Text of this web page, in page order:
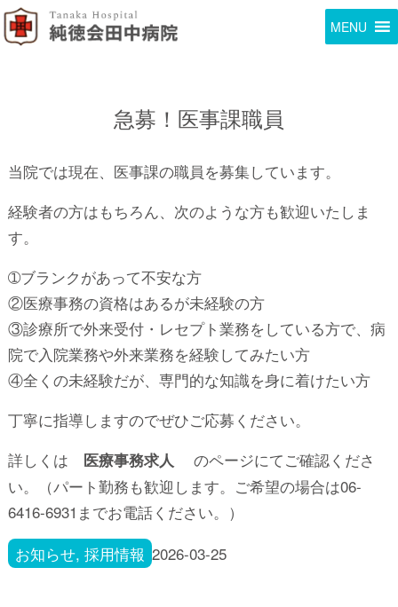
MENU
急募！医事課職員
当院では現在、医事課の職員を募集しています。
経験者の方はもちろん、次のような方も歓迎いたしま
す。
➀ブランクがあって不安な方
②医療事務の資格はあるが未経験の方
③診療所で外来受付・レセプト業務をしている方で、病
院で入院業務や外来業務を経験してみたい方
④全くの未経験だが、専門的な知識を身に着けたい方
丁寧に指導しますのでぜひご応募ください。
詳しくは 医療事務求人 のページにてご確認くださ
い。（パート勤務も歓迎します。ご希望の場合は06-
6416-6931までお電話ください。）
お知らせ, 採用情報 2026-03-25